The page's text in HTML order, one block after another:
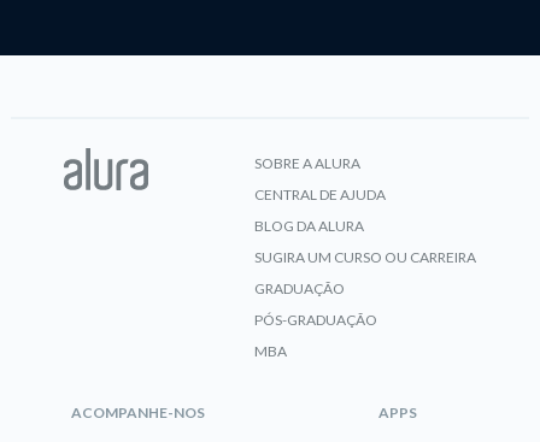
SOBRE A ALURA
CENTRAL DE AJUDA
BLOG DA ALURA
SUGIRA UM CURSO OU CARREIRA
GRADUAÇÃO
PÓS-GRADUAÇÃO
MBA
ACOMPANHE-NOS APPS